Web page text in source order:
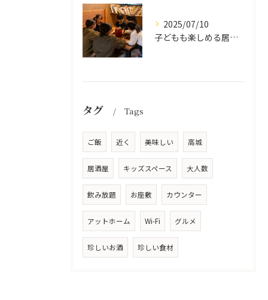
2025/07/10
子どもも楽しめる居酒屋の魅力
タグ Tags
ご飯 近く 美味しい 高城
居酒屋 キッズスペース 大人数
飲み放題 お座敷 カウンター
アットホーム Wi-Fi グルメ
珍しいお酒 珍しい食材